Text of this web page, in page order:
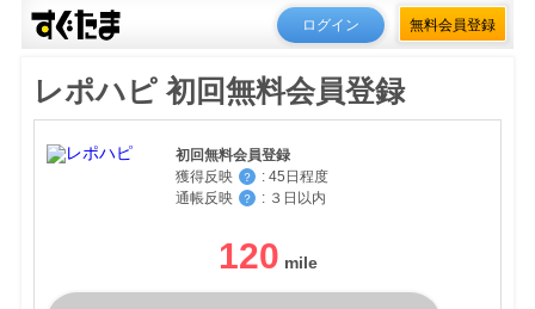
ログイン 無料会員登録
レポハピ 初回無料会員登録
初回無料会員登録
獲得反映
？ : 45日程度
通帳反映
？ : ３日以内
120